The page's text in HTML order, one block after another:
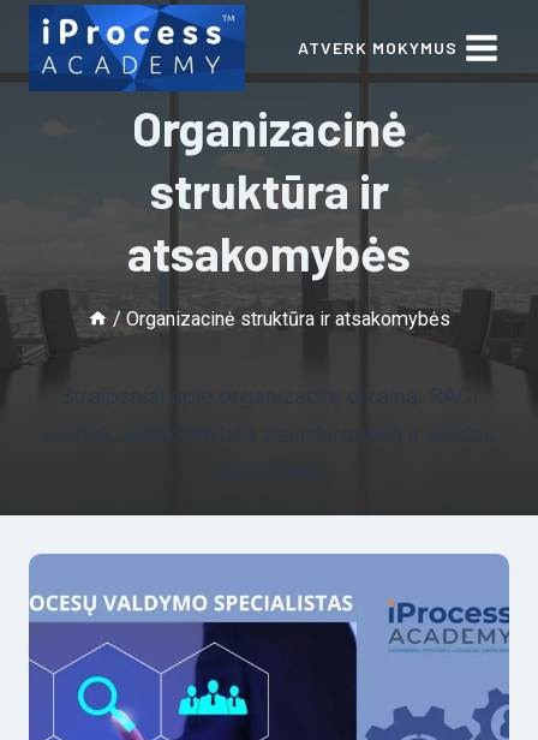
content
ATVERK MOKYMUS
Organizacinė
struktūra ir
atsakomybės
/ Organizacinė struktūra ir atsakomybės
Straipsniai apie organizacinį dizainą, RACI
modelį, atsakomybės pasiskirstymą ir veiklos